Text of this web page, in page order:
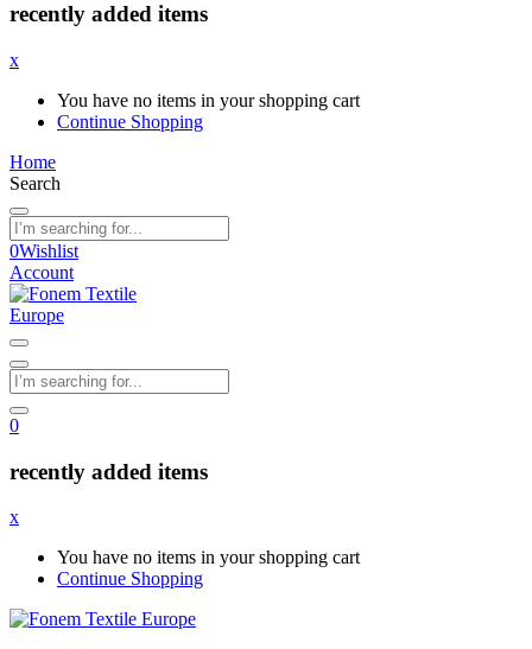
recently added items
x
You have no items in your shopping cart
Continue Shopping
Home
Search
0Wishlist
Account
0
recently added items
x
You have no items in your shopping cart
Continue Shopping